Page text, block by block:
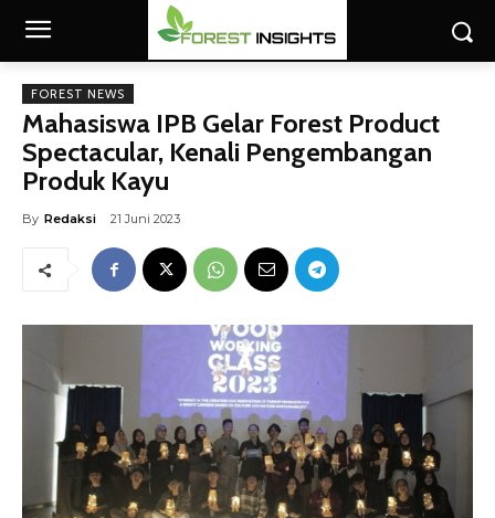
FOREST NEWS
Mahasiswa IPB Gelar Forest Product
Spectacular, Kenali Pengembangan
Produk Kayu
By Redaksi 21 Juni 2023